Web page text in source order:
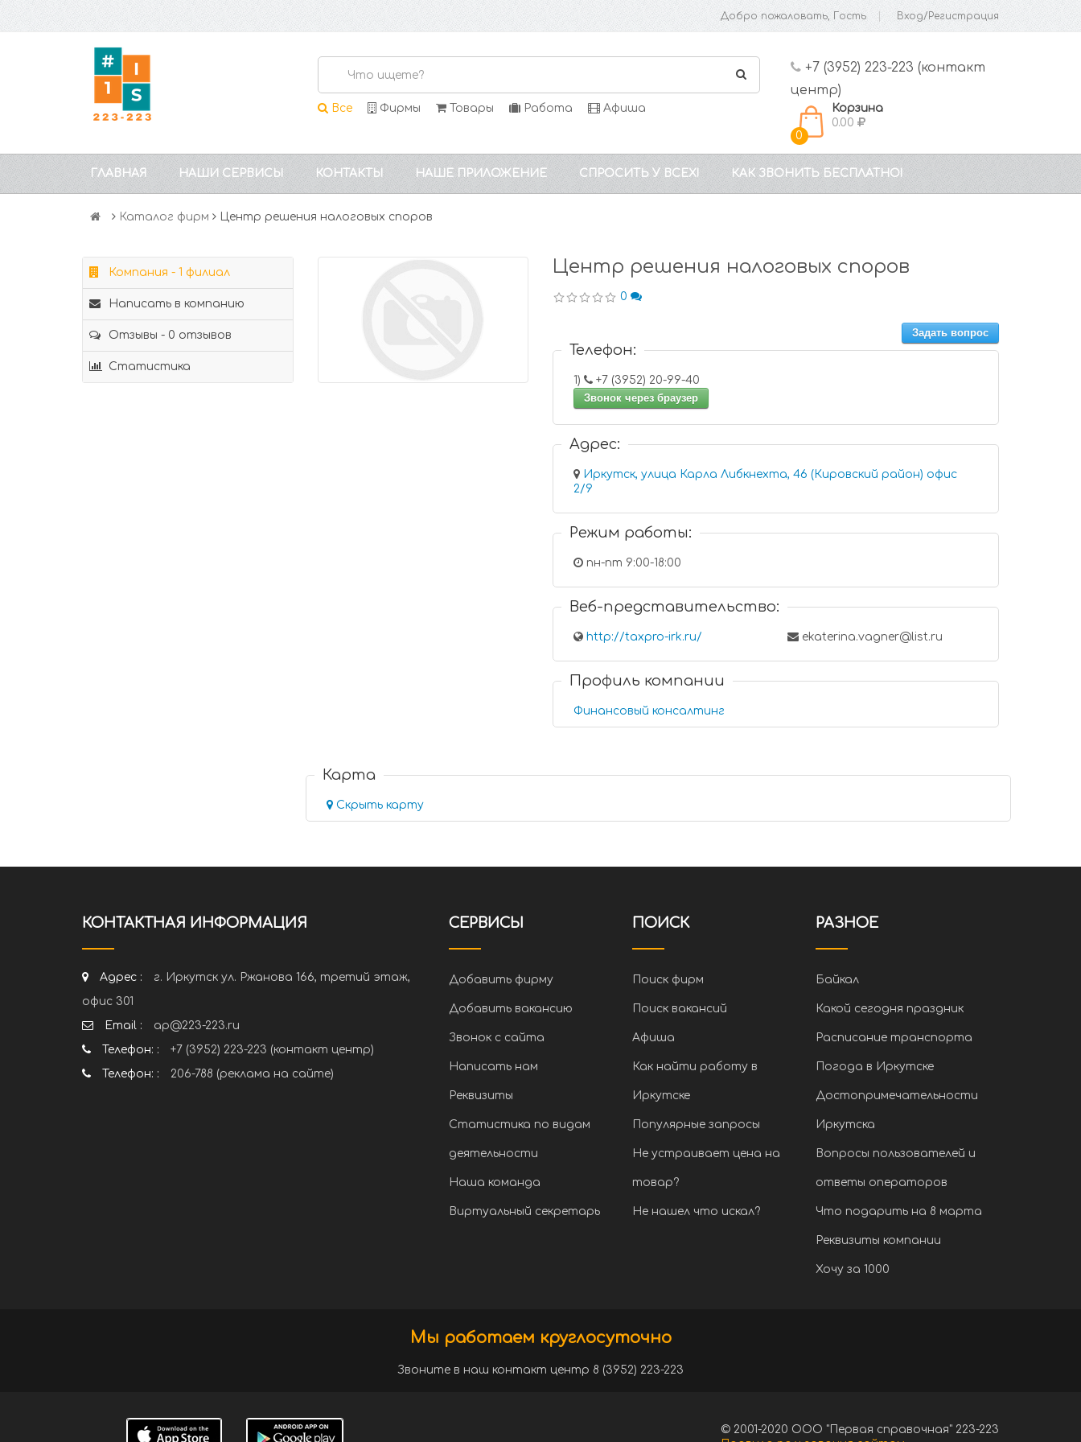
Добро пожаловать, Гость Вход/Регистрация
Все Фирмы Товары Работа Афиша
+7 (3952) 223-223 (контакт
центр)
0
Корзина
0.00
ГЛАВНАЯ НАШИ СЕРВИСЫ КОНТАКТЫ НАШЕ ПРИЛОЖЕНИЕ СПРОСИТЬ У ВСЕХ! КАК ЗВОНИТЬ БЕСПЛАТНО!
Каталог фирм Центр решения налоговых споров
Компания - 1 филиал
Написать в компанию
Отзывы - 0 отзывов
Статистика
Центр решения налоговых споров
0
Задать вопрос
Телефон:
1)
+7 (3952) 20-99-40
Звонок через браузер
Адрес:
Иркутск, улица Карла Либкнехта, 46 (Кировский район) офис
2/9
Режим работы:
пн-пт 9:00-18:00
Веб-представительство:
http://taxpro-irk.ru/ ekaterina.vagner@list.ru
Профиль компании
Финансовый консалтинг
Карта
Скрыть карту
КОНТАКТНАЯ ИНФОРМАЦИЯ
Адрес :
г. Иркутск ул. Ржанова 166, третий этаж,
офис 301
Email :
ap@223-223.ru
Телефон: :
+7 (3952) 223-223 (контакт центр)
Телефон: :
206-788 (реклама на сайте)
СЕРВИСЫ
Добавить фирму
Добавить вакансию
Звонок с сайта
Написать нам
Реквизиты
Статистика по видам
деятельности
Наша команда
Виртуальный секретарь
ПОИСК
Поиск фирм
Поиск вакансий
Афиша
Как найти работу в
Иркутске
Популярные запросы
Не устраивает цена на
товар?
Не нашел что искал?
РАЗНОЕ
Байкал
Какой сегодня праздник
Расписание транспорта
Погода в Иркутске
Достопримечательности
Иркутска
Вопросы пользователей и
ответы операторов
Что подарить на 8 марта
Реквизиты компании
Хочу за 1000
Мы работаем круглосуточно
Звоните в наш контакт центр 8 (3952) 223-223
© 2001-2020 ООО "Первая справочная" 223-223